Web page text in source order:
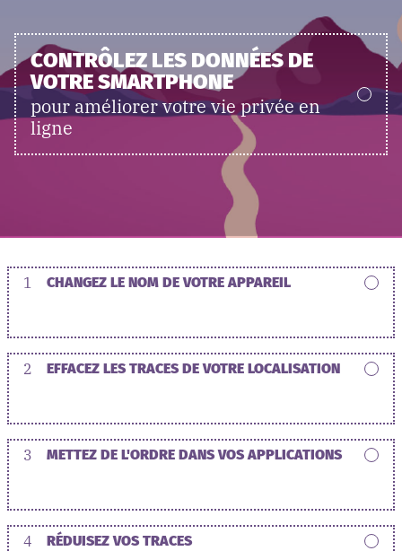
CONTRÔLEZ LES DONNÉES DE
VOTRE SMARTPHONE
pour améliorer votre vie privée en
ligne
1 CHANGEZ LE NOM DE VOTRE APPAREIL
2 EFFACEZ LES TRACES DE VOTRE LOCALISATION
3 METTEZ DE L'ORDRE DANS VOS APPLICATIONS
4 RÉDUISEZ VOS TRACES